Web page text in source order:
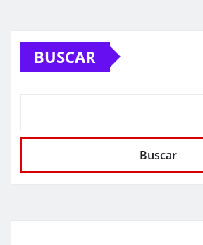
BUSCAR
Buscar